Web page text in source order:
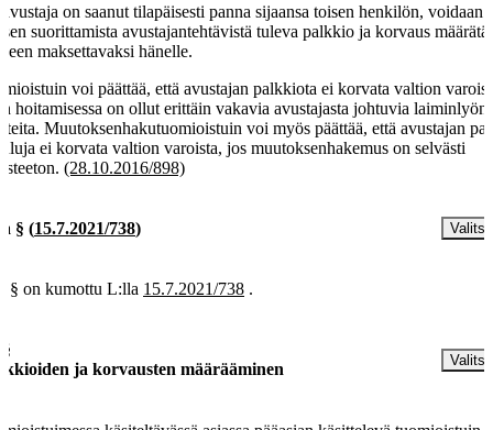
avustaja on saanut tilapäisesti panna sijaansa toisen henkilön, voidaan
suorittamista avustajantehtävistä tuleva palkkio ja korvaus määrätä
maksettavaksi hänelle.
voi päättää, että avustajan palkkiota ei korvata valtion
hoitamisessa on ollut erittäin vakavia avustajasta johtuvia
Muutoksenhakutuomioistuin voi myös päättää, että avustajan
ei korvata valtion varoista, jos muutoksenhakemus on selvästi
(28.10.2016/898)
§ (15.7.2021/738)
§ on kumottu L:lla 15.7.2021/738 .
ja korvausten määrääminen